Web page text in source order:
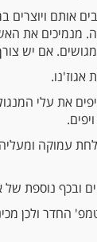
אותם ויוצרים
מנמיכים את
אם יש
את עלי
עמוקה
ובכף נוספת של
החדר ולכן